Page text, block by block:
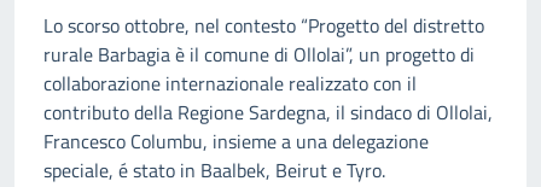
Lo scorso ottobre, nel contesto “Progetto del distretto
rurale Barbagia è il comune di Ollolai”, un progetto di
collaborazione internazionale realizzato con il
contributo della Regione Sardegna, il sindaco di Ollolai,
Francesco Columbu, insieme a una delegazione
speciale, é stato in Baalbek, Beirut e Tyro.